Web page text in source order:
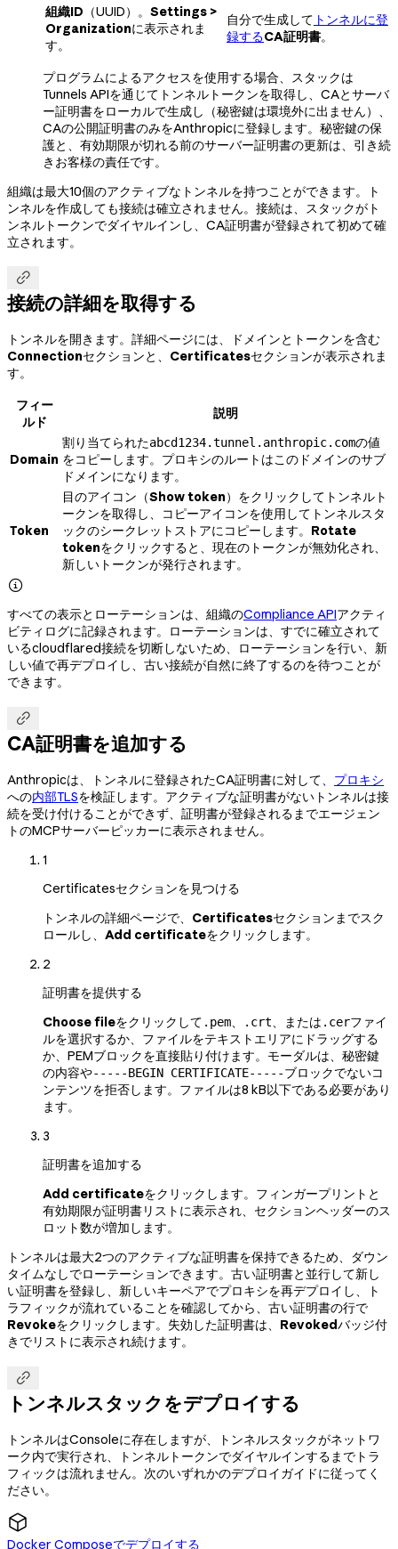
組織ID （UUID）。 Settings >
Organizationに表示されま
す。
自分で生成して トンネルに登
録するCA証明書。
プログラムによるアクセスを使用する場合、スタックは
Tunnels APIを通じてトンネルトークンを取得し、CAとサーバ
ー証明書をローカルで生成し（秘密鍵は環境外に出ません）、
CAの公開証明書のみをAnthropicに登録します。秘密鍵の保
護と、有効期限が切れる前のサーバー証明書の更新は、引き続
きお客様の責任です。
組織は最大10個のアクティブなトンネルを持つことができます。ト
ンネルを作成しても接続は確立されません。接続は、スタックがト
ンネルトークンでダイヤルインし、CA証明書が登録されて初めて確
立されます。

接続の詳細を取得する
トンネルを開きます。詳細ページには、ドメインとトークンを含む
Connectionセクションと、 Certificatesセクションが表示されま
す。
フィー
ルド
説明
Domain
割り当てられたabcd1234.tunnel.anthropic.comの値
をコピーします。プロキシのルートはこのドメインのサブ
ドメインになります。
Token
目のアイコン（Show token）をクリックしてトンネルト
ークンを取得し、コピーアイコンを使用してトンネルスタ
ックのシークレットストアにコピーします。 Rotate
tokenをクリックすると、現在のトークンが無効化され、
新しいトークンが発行されます。

すべての表示とローテーションは、組織のCompliance APIアクティ
ビティログに記録されます。ローテーションは、すでに確立されて
いるcloudflared接続を切断しないため、ローテーションを行い、新
しい値で再デプロイし、古い接続が自然に終了するのを待つことが
できます。

CA証明書を追加する
Anthropicは、トンネルに登録されたCA証明書に対して、 プロキシ
への内部TLSを検証します。アクティブな証明書がないトンネルは接
続を受け付けることができず、証明書が登録されるまでエージェン
トのMCPサーバーピッカーに表示されません。
1
Certificatesセクションを見つける
トンネルの詳細ページで、 Certificatesセクションまでスク
ロールし、 Add certificateをクリックします。
2
証明書を提供する
Choose fileをクリックして .pem、 .crt、または .cerファイ
ルを選択するか、ファイルをテキストエリアにドラッグする
か、PEMブロックを直接貼り付けます。モーダルは、秘密鍵
の内容や-----BEGIN CERTIFICATE-----ブロックでないコ
ンテンツを拒否します。ファイルは8 kB以下である必要があり
ます。
3
証明書を追加する
Add certificateをクリックします。フィンガープリントと
有効期限が証明書リストに表示され、セクションヘッダーのス
ロット数が増加します。
トンネルは最大2つのアクティブな証明書を保持できるため、ダウン
タイムなしでローテーションできます。古い証明書と並行して新し
い証明書を登録し、新しいキーペアでプロキシを再デプロイし、ト
ラフィックが流れていることを確認してから、古い証明書の行で
Revokeをクリックします。失効した証明書は、 Revokedバッジ付
きでリストに表示され続けます。

トンネルスタックをデプロイする
トンネルはConsoleに存在しますが、トンネルスタックがネットワ
ーク内で実行され、トンネルトークンでダイヤルインするまでトラ
フィックは流れません。次のいずれかのデプロイガイドに従ってく
ださい。
Docker Composeでデプロイする